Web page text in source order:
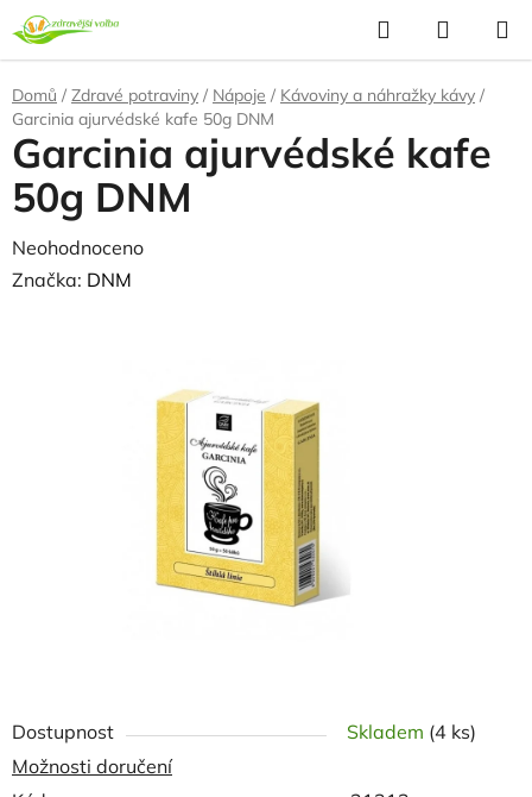
Přejít
na
obsah
Hledat
KOŠÍK
Domů / Zdravé potraviny / Nápoje / Kávoviny a náhražky kávy /
Garcinia ajurvédské kafe 50g DNM
Dostupnost Skladem (4 ks)
Možnosti doručení
Garcinia ajurvédské kafe
50g DNM
Průměrné
hodnocení
Neohodnoceno
Značka: DNM